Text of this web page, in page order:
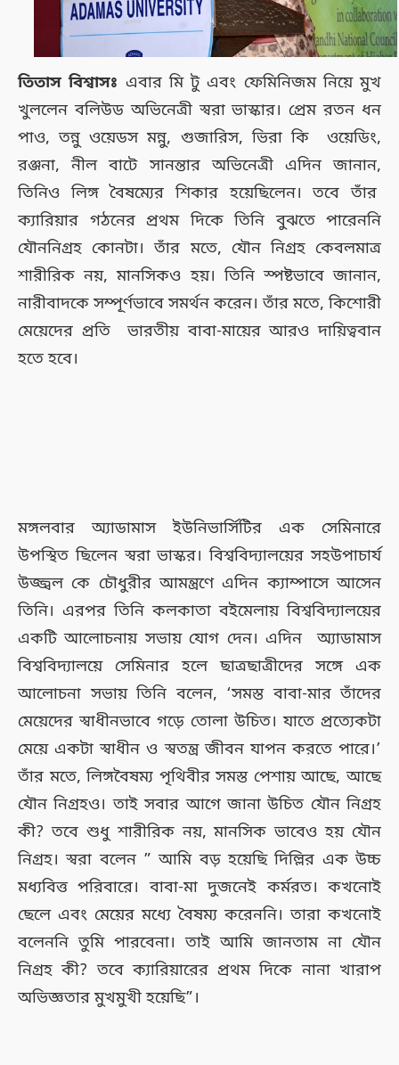
তিতাস বিশ্বাসঃ এবার মি টু এবং ফেমিনিজম নিয়ে মুখ
খুললেন বলিউড অভিনেত্রী স্বরা ভাস্কার। প্রেম রতন ধন
পাও, তন্নু ওয়েডস মন্নু, গুজারিস, ভিরা কি ওয়েডিং,
রঞ্জনা, নীল বাটে সানন্তার অভিনেত্রী এদিন জানান,
তিনিও লিঙ্গ বৈষম্যের শিকার হয়েছিলেন। তবে তাঁর
ক্যারিয়ার গঠনের প্রথম দিকে তিনি বুঝতে পারেননি
যৌননিগ্রহ কোনটা। তাঁর মতে, যৌন নিগ্রহ কেবলমাত্র
শারীরিক নয়, মানসিকও হয়। তিনি স্পষ্টভাবে জানান,
নারীবাদকে সম্পূর্ণভাবে সমর্থন করেন। তাঁর মতে, কিশোরী
মেয়েদের প্রতি ভারতীয় বাবা-মায়ের আরও দায়িত্ববান
হতে হবে।
মঙ্গলবার অ্যাডামাস ইউনিভার্সিটির এক সেমিনারে
উপস্থিত ছিলেন স্বরা ভাস্কর। বিশ্ববিদ্যালয়ের সহউপাচার্য
উজ্জ্বল কে চৌধুরীর আমন্ত্রণে এদিন ক্যাম্পাসে আসেন
তিনি। এরপর তিনি কলকাতা বইমেলায় বিশ্ববিদ্যালয়ের
একটি আলোচনায় সভায় যোগ দেন। এদিন অ্যাডামাস
বিশ্ববিদ্যালয়ে সেমিনার হলে ছাত্রছাত্রীদের সঙ্গে এক
আলোচনা সভায় তিনি বলেন, ‘সমস্ত বাবা-মার তাঁদের
মেয়েদের স্বাধীনভাবে গড়ে তোলা উচিত। যাতে প্রত্যেকটা
মেয়ে একটা স্বাধীন ও স্বতন্ত্র জীবন যাপন করতে পারে।’
তাঁর মতে, লিঙ্গবৈষম্য পৃথিবীর সমস্ত পেশায় আছে, আছে
যৌন নিগ্রহও। তাই সবার আগে জানা উচিত যৌন নিগ্রহ
কী? তবে শুধু শারীরিক নয়, মানসিক ভাবেও হয় যৌন
নিগ্রহ। স্বরা বলেন ” আমি বড় হয়েছি দিল্লির এক উচ্চ
মধ্যবিত্ত পরিবারে। বাবা-মা দুজনেই কর্মরত। কখনোই
ছেলে এবং মেয়ের মধ্যে বৈষম্য করেননি। তারা কখনোই
বলেননি তুমি পারবেনা। তাই আমি জানতাম না যৌন
নিগ্রহ কী? তবে ক্যারিয়ারের প্রথম দিকে নানা খারাপ
অভিজ্ঞতার মুখমুখী হয়েছি”।